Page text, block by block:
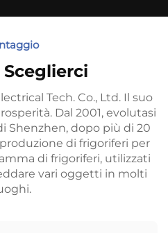
Tech. Co., Ltd. Il suo
Dal 2001, evolutasi
Shenzhen, dopo più di 20
di frigoriferi per
di frigoriferi, utilizzati
vari oggetti in molti